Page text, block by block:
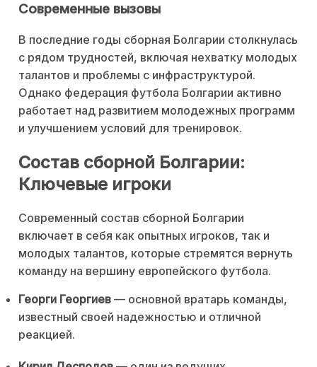
Современные вызовы
В последние годы сборная Болгарии столкнулась
с рядом трудностей, включая нехватку молодых
талантов и проблемы с инфраструктурой.
Однако федерация футбола Болгарии активно
работает над развитием молодежных программ
и улучшением условий для тренировок.
Состав сборной Болгарии:
Ключевые игроки
Современный состав сборной Болгарии
включает в себя как опытных игроков, так и
молодых талантов, которые стремятся вернуть
команду на вершину европейского футбола.
Георги Георгиев — основной вратарь команды,
известный своей надежностью и отличной
реакцией.